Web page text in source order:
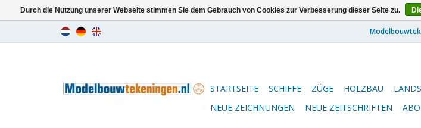
STARTSEITE SCHIFFE ZÜGE HOLZBAU
NEUE ZEICHNUNGEN
NEUE ZEITSCHRIFTEN
Durch die Nutzung unserer Webseite stimmen Sie dem Gebrauch von Cookies zur Verbesserung dieser Seite zu.